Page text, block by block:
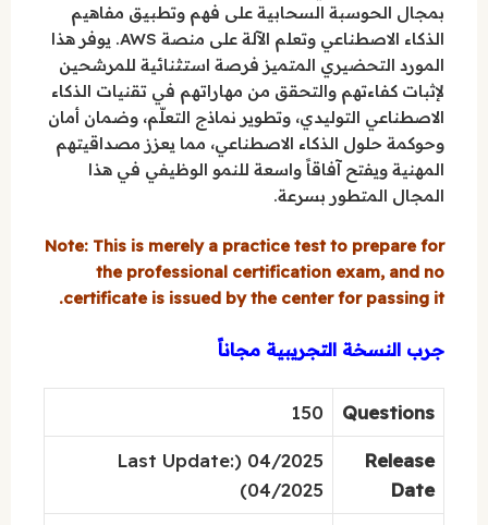
بمجال الحوسبة السحابية على فهم وتطبيق مفاهيم
الذكاء الاصطناعي وتعلم الآلة على منصة AWS. يوفر هذا
المورد التحضيري المتميز فرصة استثنائية للمرشحين
لإثبات كفاءتهم والتحقق من مهاراتهم في تقنيات الذكاء
الاصطناعي التوليدي، وتطوير نماذج التعلّم، وضمان أمان
وحوكمة حلول الذكاء الاصطناعي، مما يعزز مصداقيتهم
المهنية ويفتح آفاقاً واسعة للنمو الوظيفي في هذا
المجال المتطور بسرعة.
Note: This is merely a practice test to prepare for
the professional certification exam, and no
certificate is issued by the center for passing it.
جرب النسخة التجريبية مجاناً
Questions
150
Release
Date
04/2025 (Last Update:
04/2025)